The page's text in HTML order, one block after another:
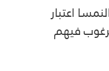
اعتبار
فيهم